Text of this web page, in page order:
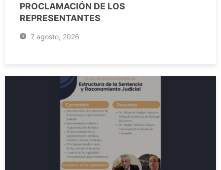
PROCLAMACIÓN DE LOS
REPRESENTANTES
7 agosto, 2026